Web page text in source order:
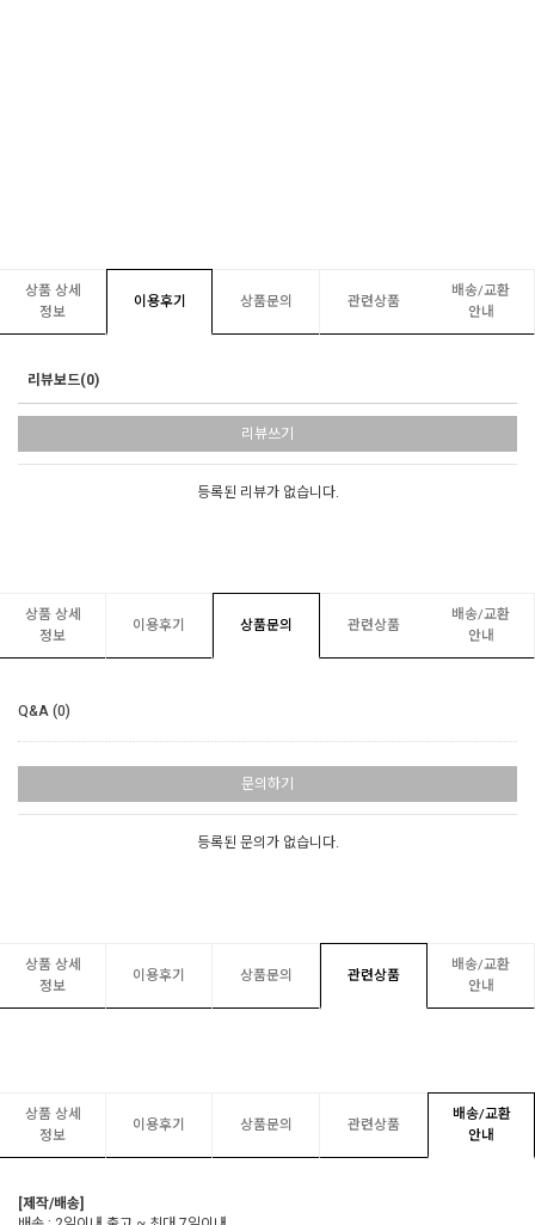
상품 상세
정보
이용후기 상품문의 관련상품
배송/교환
안내
리뷰보드(0)
리뷰쓰기
등록된 리뷰가 없습니다.
상품 상세
정보
이용후기 상품문의 관련상품
배송/교환
안내
Q&A (0)
문의하기
등록된 문의가 없습니다.
상품 상세
정보
이용후기 상품문의 관련상품
배송/교환
안내
상품 상세
정보
이용후기 상품문의 관련상품
배송/교환
안내
[제작/배송]